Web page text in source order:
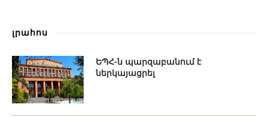
լրահոս
ԵՊՀ-ն պարզաբանում է
ներկայացրել